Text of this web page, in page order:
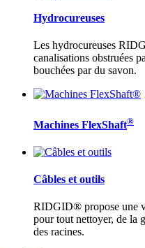
Hydrocureuses
Les hydrocureuses
canalisations obstruées
bouchées par du savon.
Machines FlexShaft®
Câbles et outils
RIDGID® propose une
pour tout nettoyer, de la
des racines.